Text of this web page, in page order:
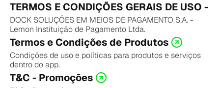
TERMOS E CONDIÇÕES GERAIS DE USO
DOCK SOLUÇÕES EM MEIOS DE PAGAMENTO S.A. -
Lemon Instituição de Pagamento Ltda.
Termos e Condições de Produtos
Condições de uso e políticas para produtos e serviços
dentro do app.
T&C - Promoções